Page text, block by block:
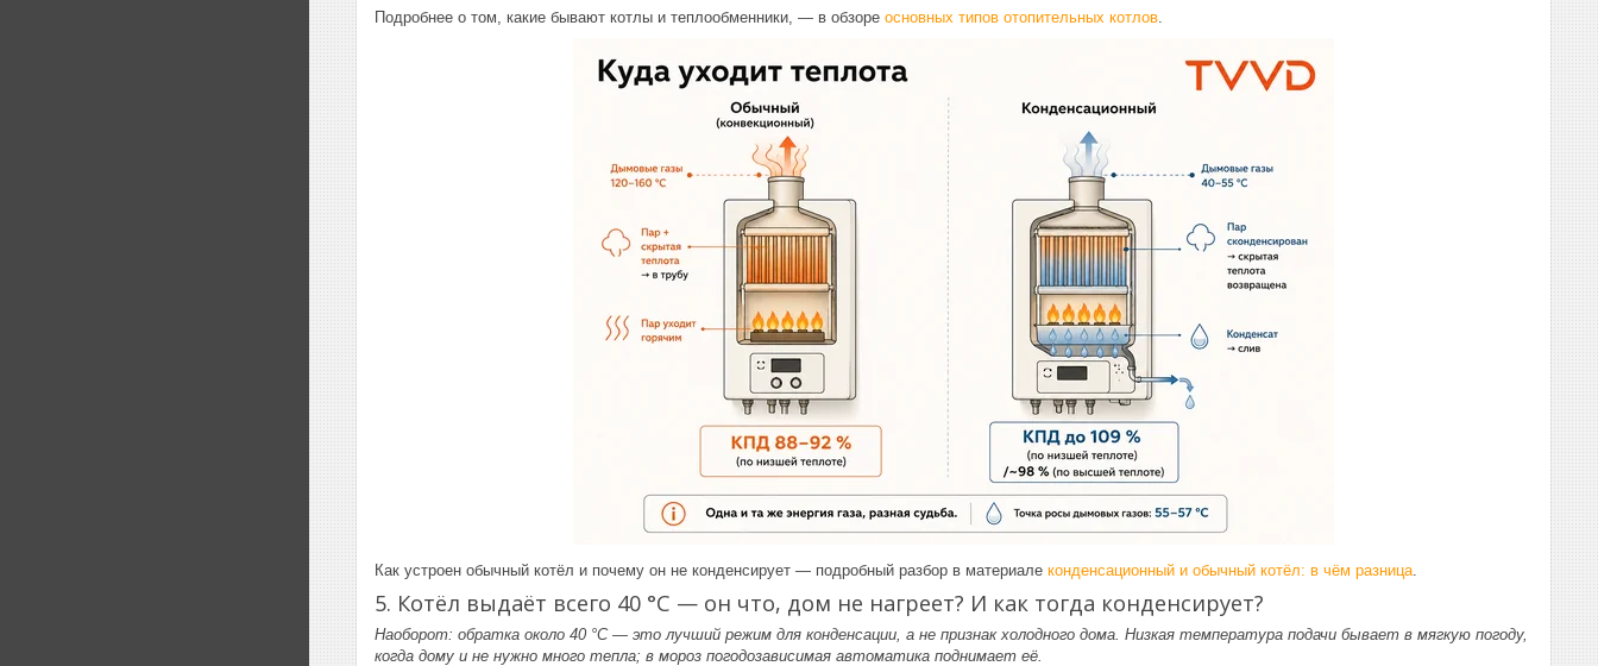
Подробнее о том, какие бывают котлы и теплообменники, — в обзоре основных типов отопительных котлов.
Как устроен обычный котёл и почему он не конденсирует — подробный разбор в материале конденсационный и обычный котёл: в чём разница.
5. Котёл выдаёт всего 40 °C — он что, дом не нагреет? И как тогда конденсирует?
Наоборот: обратка около 40 °C — это лучший режим для конденсации, а не признак холодного дома. Низкая температура подачи бывает в мягкую погоду,
когда дому и не нужно много тепла; в мороз погодозависимая автоматика поднимает её.